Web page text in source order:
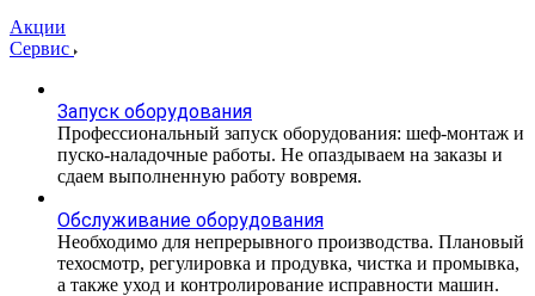
Акции
Сервис
Запуск оборудования
Профессиональный запуск оборудования: шеф-монтаж и
пуско-наладочные работы. Не опаздываем на заказы и
сдаем выполненную работу вовремя.
Обслуживание оборудования
Необходимо для непрерывного производства. Плановый
техосмотр, регулировка и продувка, чистка и промывка,
а также уход и контролирование исправности машин.